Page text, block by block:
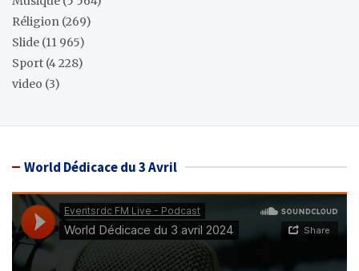
Réligion (269)
Slide (11 965)
Sport (4 228)
video (3)
World Dédicace du 3 Avril